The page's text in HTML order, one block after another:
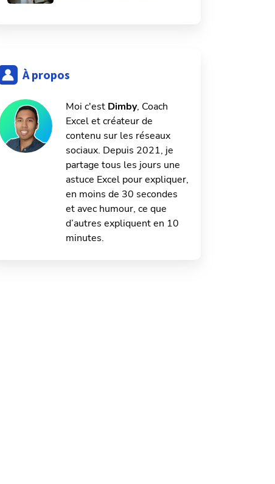
À propos
Moi c'est Dimby, Coach
Excel et créateur de
contenu sur les réseaux
sociaux. Depuis 2021, je
partage tous les jours une
astuce Excel pour expliquer,
en moins de 30 secondes
et avec humour, ce que
d’autres expliquent en 10
minutes.